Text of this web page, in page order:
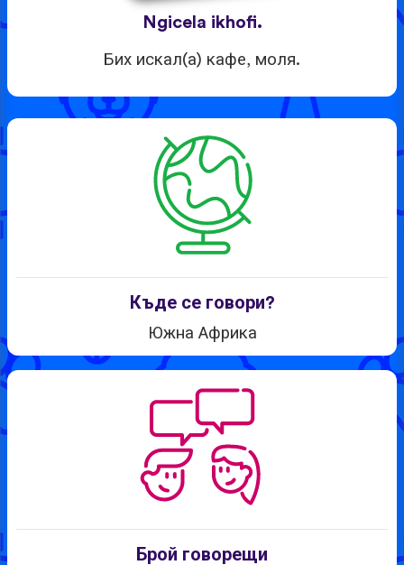
Ngicela ikhofi.
Бих искал(а) кафе, моля.
Къде се говори?
Южна Африка
Брой говорещи